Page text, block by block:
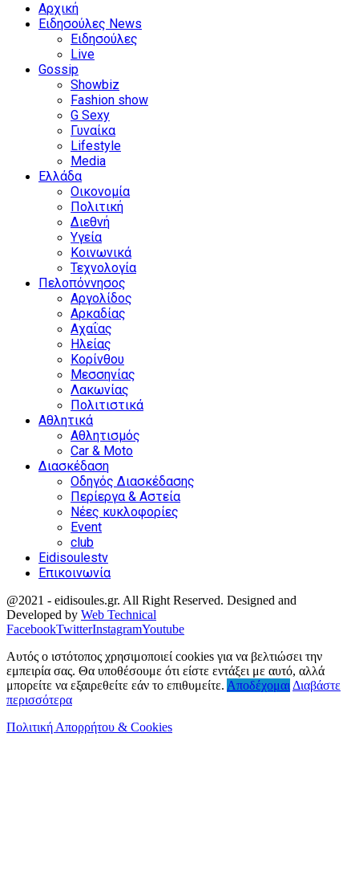
Αρχική
Ειδησούλες News
Ειδησούλες
Live
Gossip
Showbiz
Fashion show
G Sexy
Γυναίκα
Lifestyle
Media
Ελλάδα
Οικονομία
Πολιτική
Διεθνή
Υγεία
Κοινωνικά
Τεχνολογία
Πελοπόννησος
Αργολίδος
Αρκαδίας
Αχαΐας
Ηλείας
Κορίνθου
Μεσσηνίας
Λακωνίας
Πολιτιστικά
Αθλητικά
Αθλητισμός
Car & Moto
Διασκέδαση
Οδηγός Διασκέδασης
Περίεργα & Αστεία
Νέες κυκλοφορίες
Event
club
Eidisoulestv
Επικοινωνία
@2021 - eidisoules.gr. All Right Reserved. Designed and
Developed by Web Technical
FacebookTwitterInstagramYoutube
Αυτός ο ιστότοπος χρησιμοποιεί cookies για να βελτιώσει την
εμπειρία σας. Θα υποθέσουμε ότι είστε εντάξει με αυτό, αλλά
μπορείτε να εξαιρεθείτε εάν το επιθυμείτε. Αποδέχομαι Διαβάστε
περισσότερα
Πολιτική Απορρήτου & Cookies